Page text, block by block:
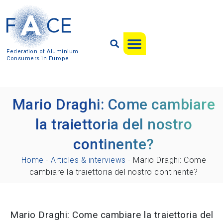
Federation of Aluminium
Consumers in Europe
Mario Draghi: Come cambiare
la traiettoria del nostro
continente?
Home -Articles & interviews - Mario Draghi: Come
cambiare la traiettoria del nostro continente?
Mario Draghi: Come cambiare la traiettoria del